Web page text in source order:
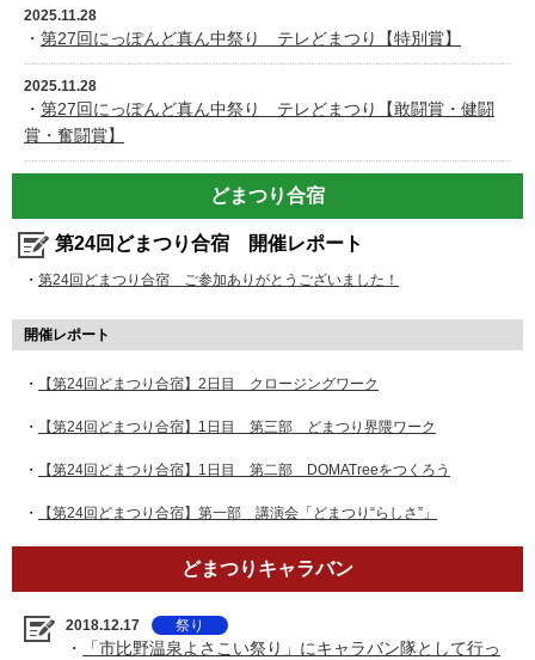
2025.11.28
・ 第27回にっぽんど真ん中祭り テレどまつり【特別賞】
2025.11.28
・ 第27回にっぽんど真ん中祭り テレどまつり【敢闘賞・健闘
賞・奮闘賞】
どまつり合宿
第24回どまつり合宿 開催レポート
・ 第24回どまつり合宿 ご参加ありがとうございました！
開催レポート
・ 【第24回どまつり合宿】2日目 クロージングワーク
・ 【第24回どまつり合宿】1日目 第三部 どまつり界隈ワーク
・ 【第24回どまつり合宿】1日目 第二部 DOMATreeをつくろう
・ 【第24回どまつり合宿】第一部 講演会「どまつり“らしさ”」
どまつりキャラバン
2018.12.17 祭り
・
「市比野温泉よさこい祭り」にキャラバン隊として行っ